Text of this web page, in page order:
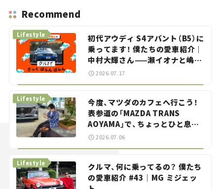
Recommend
初代アウディ S4アバント（B5）に
乗ってます！ 僕たちの愛車紹介｜
中村大輝さん——瀬イオナと嶋田
智之の「クルマでざっくばらんば
Lifestyle
2026.07.17
今度、マツダのカフェへ行こう！
表参道の「MAZDA TRANS
AOYAMA」で、ちょっとひと息。
——連載｜CCGとクルマでどうす
Lifestyle
2026.07.06
クルマ、何に乗ってるの？ 僕たち
の愛車紹介 #43｜MG ミジェッ
Lifestyle